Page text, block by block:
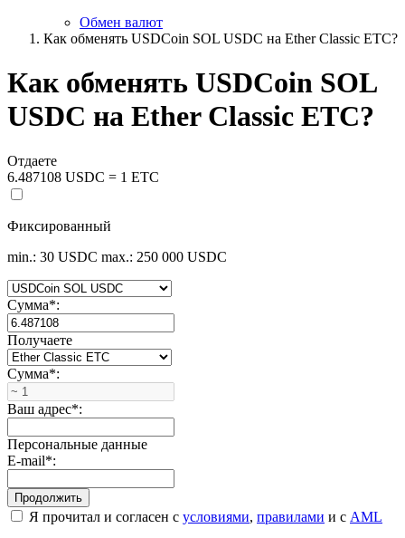
Обмен валют
Как обменять USDCoin SOL USDC на Ether Classic ETC?
Как обменять USDCoin SOL
USDC на Ether Classic ETC?
Отдаете
6.487108 USDC = 1 ETC
Фиксированный
min.: 30 USDC max.: 250 000 USDC
Сумма*:
Получаете
Сумма*:
Ваш адрес*:
Персональные данные
E-mail*:
Я прочитал и согласен с условиями, правилами и с AML